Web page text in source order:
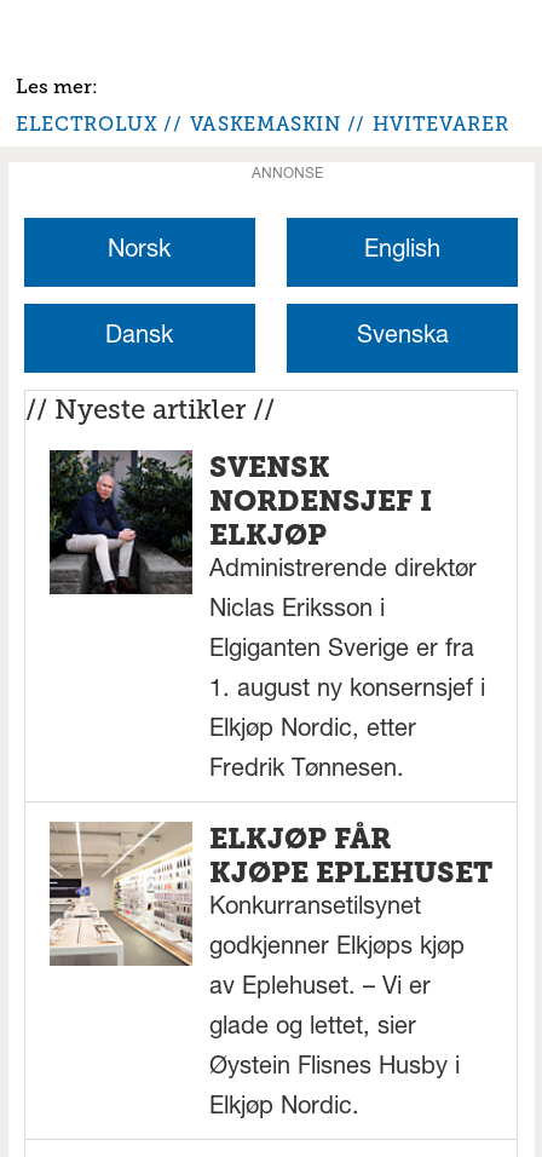
ELECTROLUX VASKEMASKIN HVITEVARER
ANNONSE
Norsk English
Dansk Svenska
// Nyeste artikler //
SVENSK
NORDENSJEF I
ELKJØP
Administrerende direktør
Niclas Eriksson i
Elgiganten Sverige er fra
1. august ny konsernsjef i
Elkjøp Nordic, etter
Fredrik Tønnesen.
ELKJØP FÅR
KJØPE EPLEHUSET
Konkurransetilsynet
godkjenner Elkjøps kjøp
av Eplehuset. – Vi er
glade og lettet, sier
Øystein Flisnes Husby i
Elkjøp Nordic.